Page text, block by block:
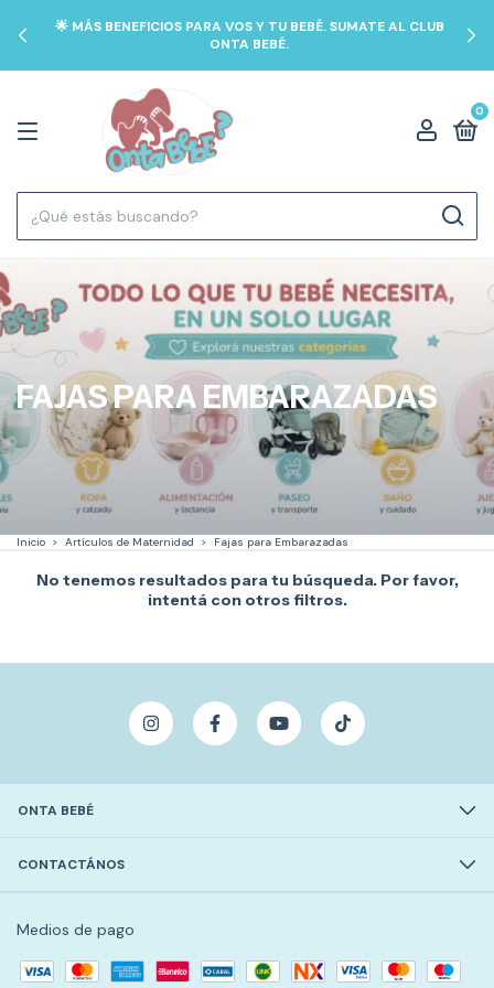
🌟 MÁS BENEFICIOS PARA VOS Y TU BEBÉ. SUMATE AL CLUB
ONTA BEBÉ.
0
FAJAS PARA EMBARAZADAS
Inicio > Artículos de Maternidad > Fajas para Embarazadas
No tenemos resultados para tu búsqueda. Por favor,
intentá con otros filtros.
ONTA BEBÉ
CONTACTÁNOS
Medios de pago